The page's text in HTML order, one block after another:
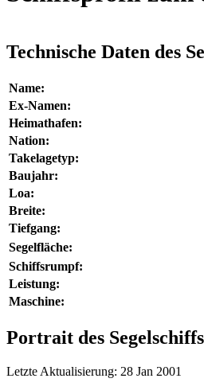
Technische Daten des
Name:
Ex-Namen:
Heimathafen:
Nation:
Takelagetyp:
Baujahr:
Loa:
Breite:
Tiefgang:
Segelfläche:
Schiffsrumpf:
Leistung:
Maschine:
Portrait des
Letzte Aktualisierung: 28 Jan 2001